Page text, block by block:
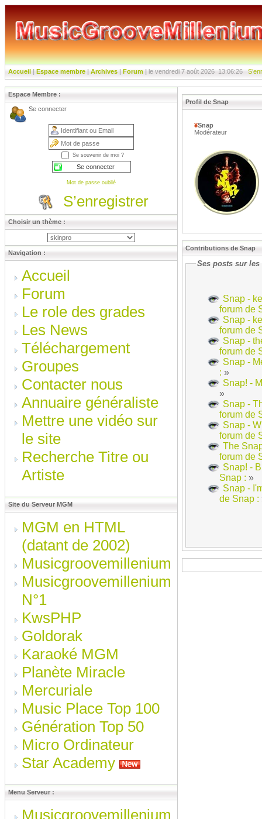
Accueil | Espace membre | Archives | Forum | le vendredi 7 août 2026 13:06:27
Espace Membre :
Se connecter
Se souvenir de moi ?
Mot de passe oublié
S’enregistrer
Choisir un thème :
Navigation :
Accueil
Forum
Le role des grades
Les News
Téléchargement
Groupes
Contacter nous
Annuaire généraliste
Mettre une vidéo sur
le site
Recherche Titre ou
Artiste
Site du Serveur MGM
MGM en HTML
(datant de 2002)
Musicgroovemillenium
Musicgroovemillenium
N°1
KwsPHP
Goldorak
Karaoké MGM
Planète Miracle
Mercuriale
Music Place Top 100
Génération Top 50
Micro Ordinateur
Star Academy
Menu Serveur :
Musicgroovemillenium
Profil de Snap
¥Snap
Modérateur
Contributions de Snap
Ses posts sur les
Snap -
forum de
Snap -
forum de
Snap -
forum de
Snap -
: »
Snap! -
»
Snap -
forum de
Snap -
forum de
The
forum de
Snap! -
Snap : »
Snap -
de Snap :